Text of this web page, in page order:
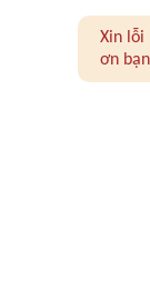
Xin lỗi
ơn